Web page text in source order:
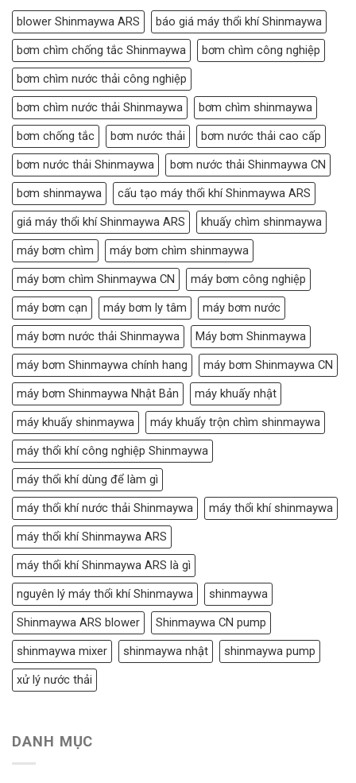
blower Shinmaywa ARS
báo giá máy thổi khí Shinmaywa
bơm chìm chống tắc Shinmaywa
bơm chìm công nghiệp
bơm chìm nước thải công nghiệp
bơm chìm nước thải Shinmaywa
bơm chìm shinmaywa
bơm chống tắc
bơm nước thải
bơm nước thải cao cấp
bơm nước thải Shinmaywa
bơm nước thải Shinmaywa CN
bơm shinmaywa
cấu tạo máy thổi khí Shinmaywa ARS
giá máy thổi khí Shinmaywa ARS
khuấy chìm shinmaywa
máy bơm chìm
máy bơm chìm shinmaywa
máy bơm chìm Shinmaywa CN
máy bơm công nghiệp
máy bơm cạn
máy bơm ly tâm
máy bơm nước
máy bơm nước thải Shinmaywa
Máy bơm Shinmaywa
máy bơm Shinmaywa chính hang
máy bơm Shinmaywa CN
máy bơm Shinmaywa Nhật Bản
máy khuấy nhật
máy khuấy shinmaywa
máy khuấy trộn chìm shinmaywa
máy thổi khí công nghiệp Shinmaywa
máy thổi khí dùng để làm gì
máy thổi khí nước thải Shinmaywa
máy thổi khí shinmaywa
máy thổi khí Shinmaywa ARS
máy thổi khí Shinmaywa ARS là gì
nguyên lý máy thổi khí Shinmaywa
shinmaywa
Shinmaywa ARS blower
Shinmaywa CN pump
shinmaywa mixer
shinmaywa nhật
shinmaywa pump
xử lý nước thải
DANH MỤC